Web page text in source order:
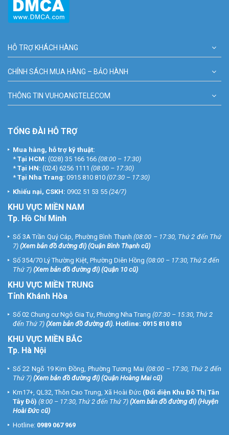
HỖ TRỢ KHÁCH HÀNG
CHÍNH SÁCH MUA HÀNG – BẢO HÀNH
THÔNG TIN VUHOANGTELECOM
TỔNG ĐÀI HỖ TRỢ
Mua hàng, hỗ trợ kỹ thuật:
* Tại HCM: (028) 35 166 166 (08:00 – 17:30)
* Tại HN: (024) 6256 1111 (08:00 – 17:30)
* Tại Nha Trang: 0915 810 810 (07:30 – 17:30)
Khiếu nại, CSKH: 0902 51 53 55 (24/7)
KHU VỰC MIỀN NAM
Tp. Hồ Chí Minh
Số 3A Trần Quý Cáp, Phường Bình Thạnh (08:00 – 17:30, Thứ 2 đến Thứ
7) (Xem bản đồ đường đi) (Quận Bình Thạnh cũ)
Số 354/70 Lý Thường Kiệt, Phường Diên Hồng (08:00 – 17:30, Thứ 2 đến
Thứ 7) (Xem bản đồ đường đi) (Quận 10 cũ)
KHU VỰC MIỀN TRUNG
Tỉnh Khánh Hòa
Số 02 Chung cư Ngô Gia Tự, Phường Nha Trang (07:30 – 15:30, Thứ 2
đến Thứ 7) (Xem bản đồ đường đi). Hotline: 0915 810 810
KHU VỰC MIỀN BẮC
Tp. Hà Nội
Số 22 Ngõ 19 Kim Đồng, Phường Tương Mai (08:00 – 17:30, Thứ 2 đến
Thứ 7) (Xem bản đồ đường đi) (Quận Hoàng Mai cũ)
Km17+, QL32, Thôn Cao Trung, Xã Hoài Đức (Đối diện Khu Đô Thị Tân
Tây Đô) (8:00 – 17:30, Thứ 2 đến Thứ 7) (Xem bản đồ đường đi) (Huyện
Hoài Đức cũ)
Hotline: 0989 067 969